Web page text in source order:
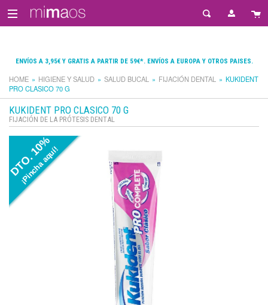
ENVÍOS A 3,95€ Y GRATIS A PARTIR DE 59€*. ENVÍOS A EUROPA Y OTROS PAISES.
HOME HIGIENE Y SALUD SALUD BUCAL FIJACIÓN DENTAL
KUKIDENT
PRO CLASICO 70 G
KUKIDENT PRO CLASICO 70 G
FIJACIÓN DE LA PRÓTESIS DENTAL
DTO. 10%
¡Pincha aquí!